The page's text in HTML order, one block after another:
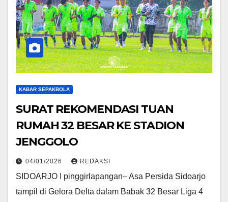
KABAR SEPAKBOLA
SURAT REKOMENDASI TUAN
RUMAH 32 BESAR KE STADION
JENGGOLO
04/01/2026 REDAKSI
SIDOARJO I pinggirlapangan– Asa Persida Sidoarjo
tampil di Gelora Delta dalam Babak 32 Besar Liga 4